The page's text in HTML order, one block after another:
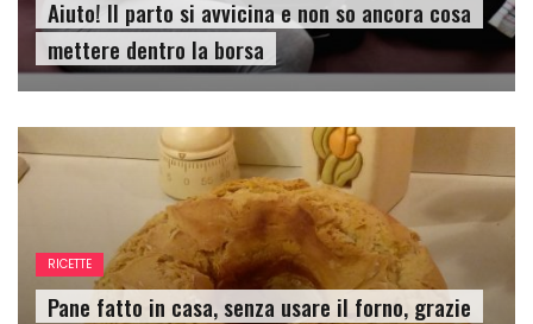
Aiuto! Il parto si avvicina e non so ancora cosa
mettere dentro la borsa
RICETTE
Pane fatto in casa, senza usare il forno, grazie